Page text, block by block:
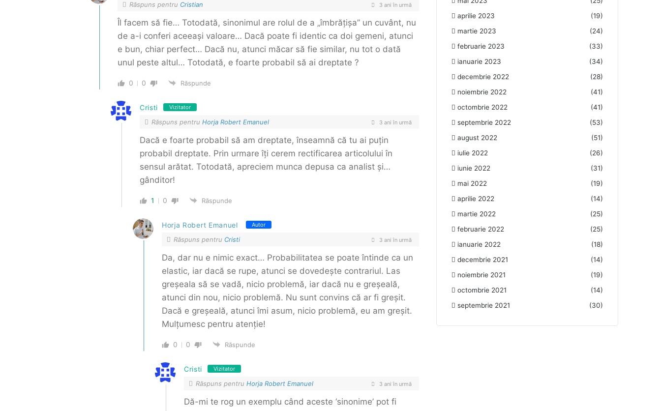
Răspuns pentru Cristian 3 ani în urmă
Îl facem să fie… Totodată, sinonimul are rolul de a „îmbrățișa” un cuvânt, nu
de a-i conferi aceeași valoare… Dacă poate fi identic ca doi gemeni, atunci
e bun, chiar perfect… Dacă nu, atunci măcar să fie similar, nu tot o dată
unul peste altul… Totodată, e foarte probabil să ai dreptate ?
0 0 Răspunde
Cristi Vizitator
Răspuns pentru Horja Robert Emanuel 3 ani în urmă
Dacă e foarte probabil să am dreptate, înseamnă că tu ai puțin
probabil dreptate. Prin urmare îți cerem rectificarea articolului în
sensul arătat. Totodată, apreciem munca depusa ca analist și…
gânditor!
1 0 Răspunde
Horja Robert Emanuel Autor
Răspuns pentru Cristi 3 ani în urmă
Da, dar nu e nimic exact… Probabilitatea se poate întinde ca un
elastic, iar dacă se rupe, atunci se dovedește contrariul. Las
greșeala să se vadă, nicio problemă, iar dacă nu e greșeală,
atunci din nou, nicio problemă. Nu sunt convins că ar fi greșit.
Dacă e greșeală, atunci îmi asum, nicio problemă, eu am greșit.
Mulțumesc pentru atenție!
0 0 Răspunde
Cristi Vizitator
Răspuns pentru Horja Robert Emanuel 3 ani în urmă
Dă-mi te rog un exemplu când aceste ‘sinonime’ pot fi
aprilie 2023
(19)
martie 2023
(24)
februarie 2023
(33)
ianuarie 2023
(34)
decembrie 2022
(28)
noiembrie 2022
(41)
octombrie 2022
(41)
septembrie 2022
(53)
august 2022
(51)
iulie 2022
(26)
iunie 2022
(31)
mai 2022
(19)
aprilie 2022
(14)
martie 2022
(25)
februarie 2022
(25)
ianuarie 2022
(18)
decembrie 2021
(14)
noiembrie 2021
(19)
octombrie 2021
(14)
septembrie 2021
(30)